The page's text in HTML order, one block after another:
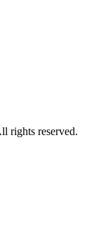
rights reserved.